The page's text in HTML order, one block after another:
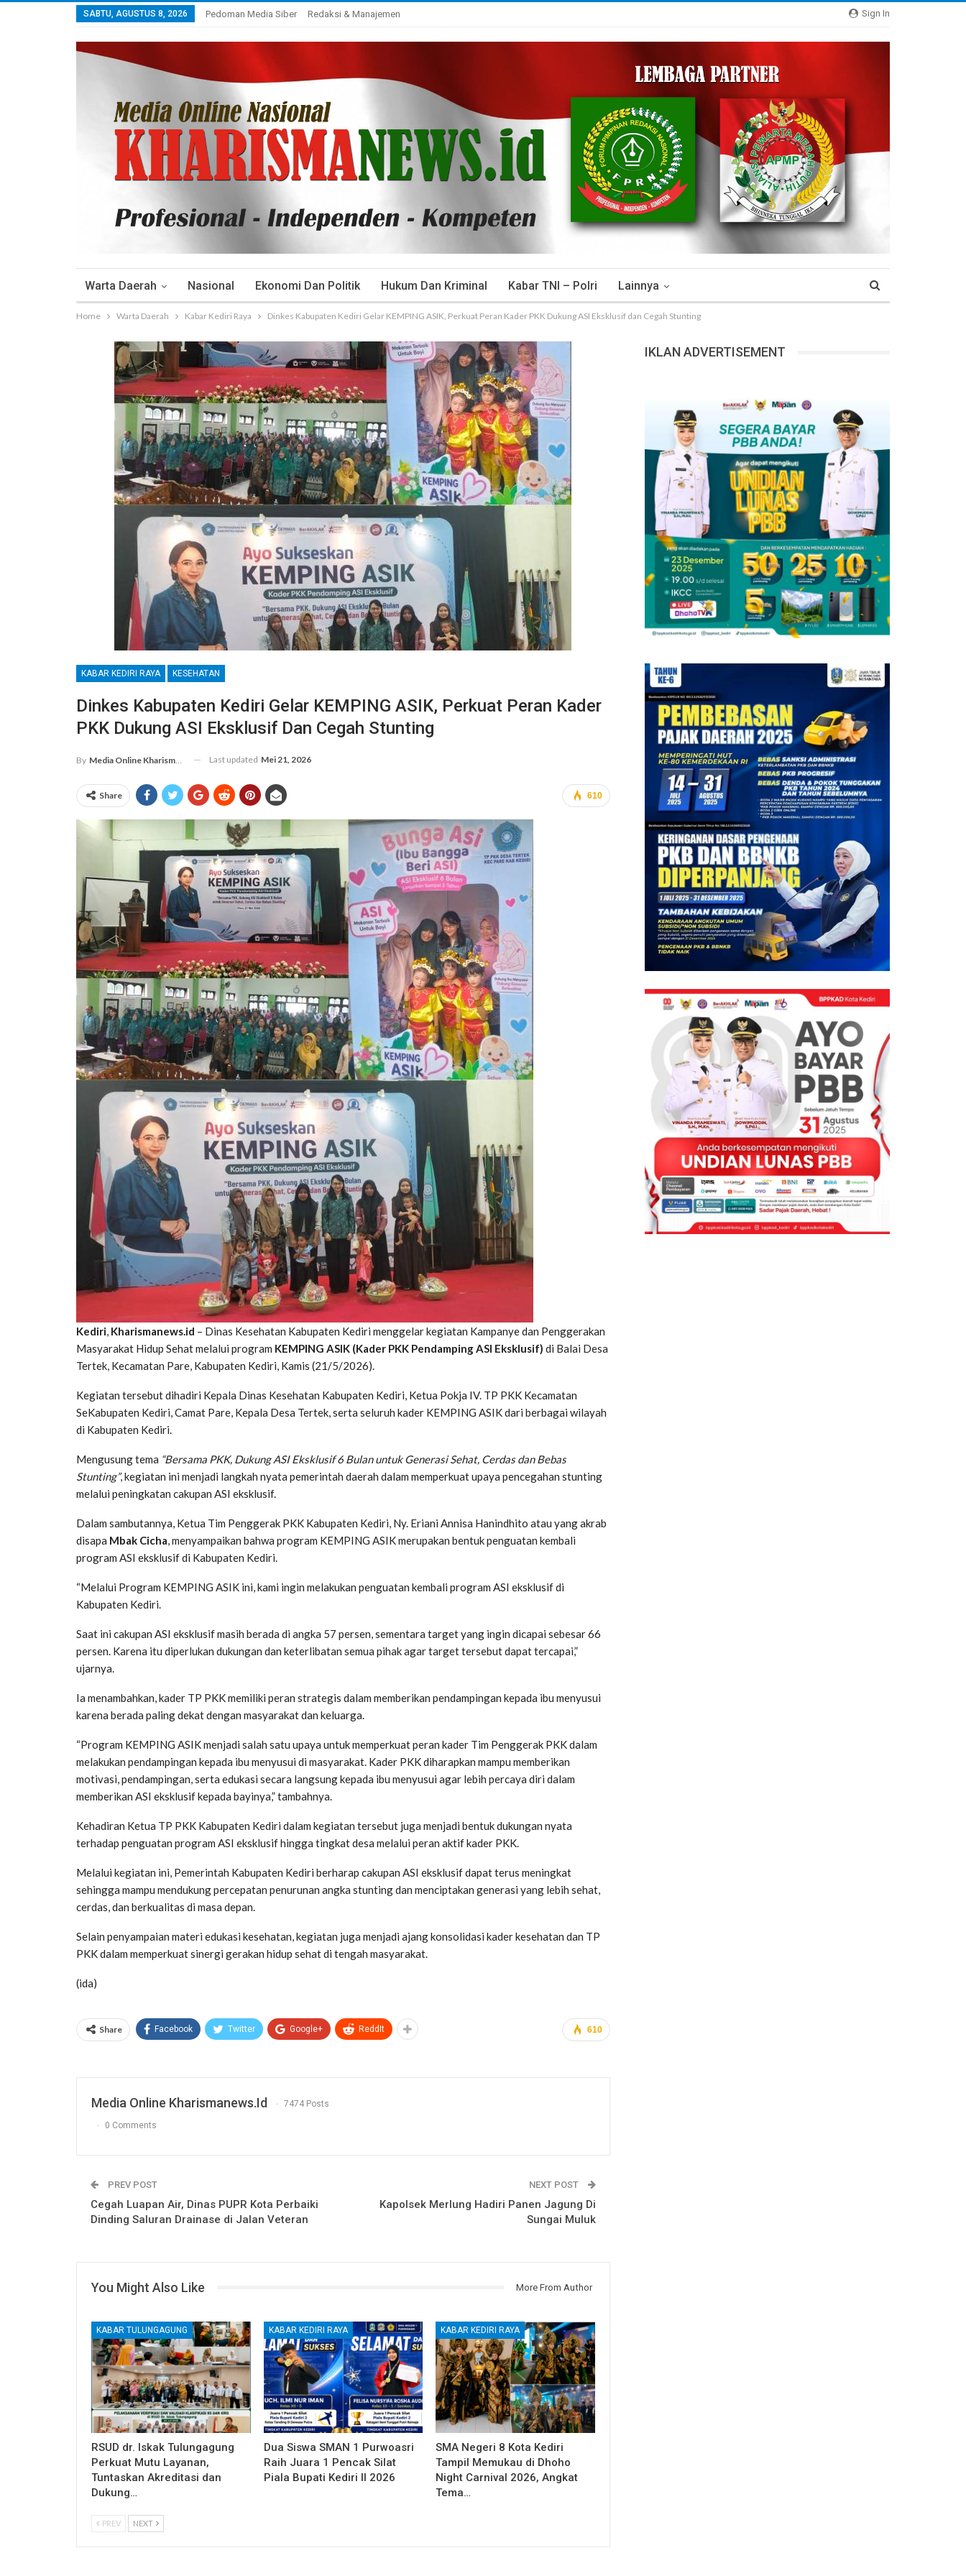
Sign In
SABTU, AGUSTUS 8, 2026 Pedoman Media Siber Redaksi & Manajemen
Warta Daerah Nasional Ekonomi Dan Politik Hukum Dan Kriminal Kabar TNI – Polri Lainnya
Home Warta Daerah Kabar Kediri Raya Dinkes Kabupaten Kediri Gelar KEMPING ASIK, Perkuat Peran Kader PKK Dukung ASI Eksklusif dan Cegah Stunting
KABAR KEDIRI RAYA KESEHATAN
Dinkes Kabupaten Kediri Gelar KEMPING ASIK, Perkuat Peran Kader
PKK Dukung ASI Eksklusif Dan Cegah Stunting
By Media Online Kharismanews.id Last updated Mei 21, 2026
610
Share
Kediri, Kharismanews.id – Dinas Kesehatan Kabupaten Kediri menggelar kegiatan Kampanye dan Penggerakan
Masyarakat Hidup Sehat melalui program KEMPING ASIK (Kader PKK Pendamping ASI Eksklusif) di Balai Desa
Tertek, Kecamatan Pare, Kabupaten Kediri, Kamis (21/5/2026).
Kegiatan tersebut dihadiri Kepala Dinas Kesehatan Kabupaten Kediri, Ketua Pokja IV. TP PKK Kecamatan
SeKabupaten Kediri, Camat Pare, Kepala Desa Tertek, serta seluruh kader KEMPING ASIK dari berbagai wilayah
di Kabupaten Kediri.
Mengusung tema “Bersama PKK, Dukung ASI Eksklusif 6 Bulan untuk Generasi Sehat, Cerdas dan Bebas
Stunting”, kegiatan ini menjadi langkah nyata pemerintah daerah dalam memperkuat upaya pencegahan stunting
melalui peningkatan cakupan ASI eksklusif.
Dalam sambutannya, Ketua Tim Penggerak PKK Kabupaten Kediri, Ny. Eriani Annisa Hanindhito atau yang akrab
disapa Mbak Cicha, menyampaikan bahwa program KEMPING ASIK merupakan bentuk penguatan kembali
program ASI eksklusif di Kabupaten Kediri.
“Melalui Program KEMPING ASIK ini, kami ingin melakukan penguatan kembali program ASI eksklusif di
Kabupaten Kediri.
Saat ini cakupan ASI eksklusif masih berada di angka 57 persen, sementara target yang ingin dicapai sebesar 66
persen. Karena itu diperlukan dukungan dan keterlibatan semua pihak agar target tersebut dapat tercapai,”
ujarnya.
Ia menambahkan, kader TP PKK memiliki peran strategis dalam memberikan pendampingan kepada ibu menyusui
karena berada paling dekat dengan masyarakat dan keluarga.
“Program KEMPING ASIK menjadi salah satu upaya untuk memperkuat peran kader Tim Penggerak PKK dalam
melakukan pendampingan kepada ibu menyusui di masyarakat. Kader PKK diharapkan mampu memberikan
motivasi, pendampingan, serta edukasi secara langsung kepada ibu menyusui agar lebih percaya diri dalam
memberikan ASI eksklusif kepada bayinya,” tambahnya.
Kehadiran Ketua TP PKK Kabupaten Kediri dalam kegiatan tersebut juga menjadi bentuk dukungan nyata
terhadap penguatan program ASI eksklusif hingga tingkat desa melalui peran aktif kader PKK.
Melalui kegiatan ini, Pemerintah Kabupaten Kediri berharap cakupan ASI eksklusif dapat terus meningkat
sehingga mampu mendukung percepatan penurunan angka stunting dan menciptakan generasi yang lebih sehat,
cerdas, dan berkualitas di masa depan.
Selain penyampaian materi edukasi kesehatan, kegiatan juga menjadi ajang konsolidasi kader kesehatan dan TP
PKK dalam memperkuat sinergi gerakan hidup sehat di tengah masyarakat.
(ida)
610
Share Facebook Twitter Google+ ReddIt
Media Online Kharismanews.id 7474 Posts
0 Comments
PREV POST
Cegah Luapan Air, Dinas PUPR Kota Perbaiki
Dinding Saluran Drainase di Jalan Veteran
NEXT POST
Kapolsek Merlung Hadiri Panen Jagung Di
Sungai Muluk
You Might Also Like More From Author
KABAR TULUNGAGUNG
RSUD dr. Iskak Tulungagung
Perkuat Mutu Layanan,
Tuntaskan Akreditasi dan
Dukung…
KABAR KEDIRI RAYA
Dua Siswa SMAN 1 Purwoasri
Raih Juara 1 Pencak Silat
Piala Bupati Kediri II 2026
KABAR KEDIRI RAYA
SMA Negeri 8 Kota Kediri
Tampil Memukau di Dhoho
Night Carnival 2026, Angkat
Tema…
PREV NEXT
IKLAN ADVERTISEMENT